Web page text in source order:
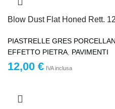
Blow Dust Flat Honed Rett.
PIASTRELLE GRES
EFFETTO PIETRA PAVIMENTI
12,00 € IVA inclusa